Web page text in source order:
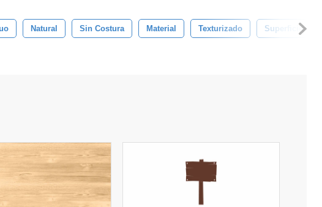
Natural Sin Costura Material Texturizado Superficie